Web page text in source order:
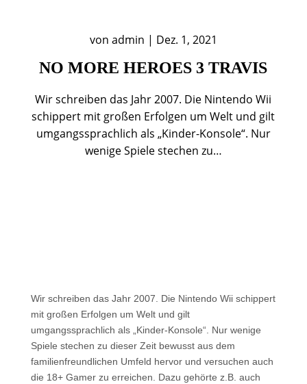
von admin | Dez. 1, 2021
NO MORE HEROES 3 TRAVIS
Wir schreiben das Jahr 2007. Die Nintendo Wii
schippert mit großen Erfolgen um Welt und gilt
umgangssprachlich als „Kinder-Konsole“. Nur
wenige Spiele stechen zu…
Wir schreiben das Jahr 2007. Die Nintendo Wii schippert
mit großen Erfolgen um Welt und gilt
umgangssprachlich als „Kinder-Konsole“. Nur wenige
Spiele stechen zu dieser Zeit bewusst aus dem
familienfreundlichen Umfeld hervor und versuchen auch
die 18+ Gamer zu erreichen. Dazu gehörte z.B. auch